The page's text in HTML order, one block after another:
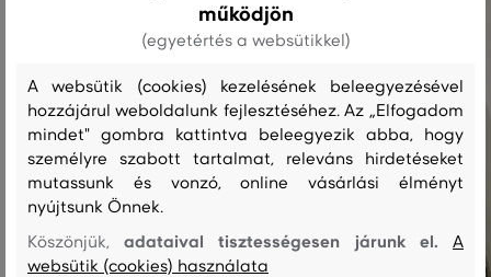
működjön
(egyetértés a websütikkel)
A websütik (cookies) kezelésének beleegyezésével
hozzájárul weboldalunk fejlesztéséhez. Az „Elfogadom
mindet" gombra kattintva beleegyezik abba, hogy
személyre szabott tartalmat, releváns hirdetéseket
mutassunk és vonzó, online vásárlási élményt
nyújtsunk Önnek.
Köszönjük,adataival tisztességesen járunk el.A
websütik (cookies) használata